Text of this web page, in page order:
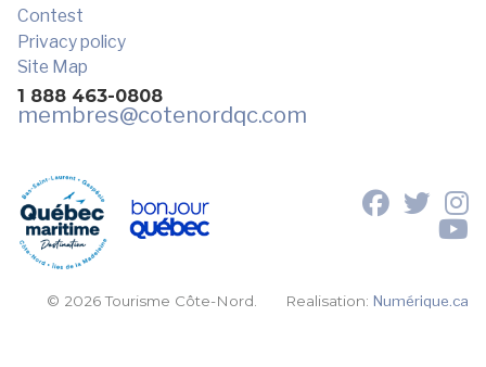
Contest
Privacy policy
Site Map
1 888 463-0808
membres@cotenordqc.com
© 2026 Tourisme Côte-Nord. Realisation:Numérique.ca